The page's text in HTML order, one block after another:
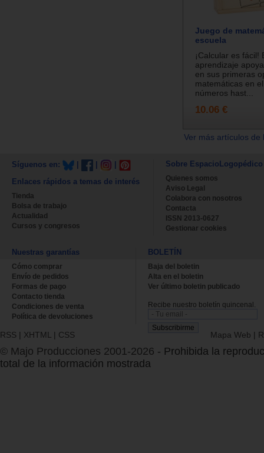
Juego de
escuela
¡Calcular es fácil!
aprendizaje
en sus primeras
matemáticas en
números hast...
10.06 €
Ver más artículos
Síguenos en:
Enlaces rápidos a temas de interés
Tienda
Bolsa de trabajo
Actualidad
Cursos y congresos
Sobre EspacioLogopédico
Quienes somos
Aviso Legal
Colabora con nosotros
Contacta
ISSN 2013-0627
Gestionar cookies
Nuestras garantías
Cómo comprar
Envío de pedidos
Formas de pago
Contacto tienda
Condiciones de venta
Política de devoluciones
BOLETÍN
Baja del boletin
Alta en el boletin
Ver último boletin publicado
Recibe nuestro boletín quincenal.
RSS | XHTML | CSS Mapa Web |
© Majo Producciones 2001-2026 - Prohibida la
total de la información mostrada